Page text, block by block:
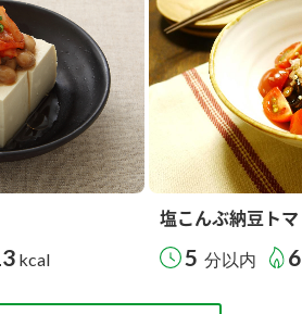
kcal
塩こんぶ納豆トマ
5 分以内